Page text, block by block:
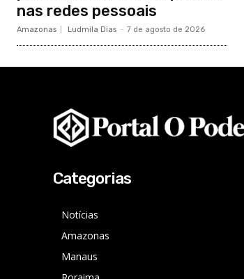
nas redes pessoais
Amazonas Ludmila Dias - 7 de agosto de 2026
Categorias
Notícias
Amazonas
Manaus